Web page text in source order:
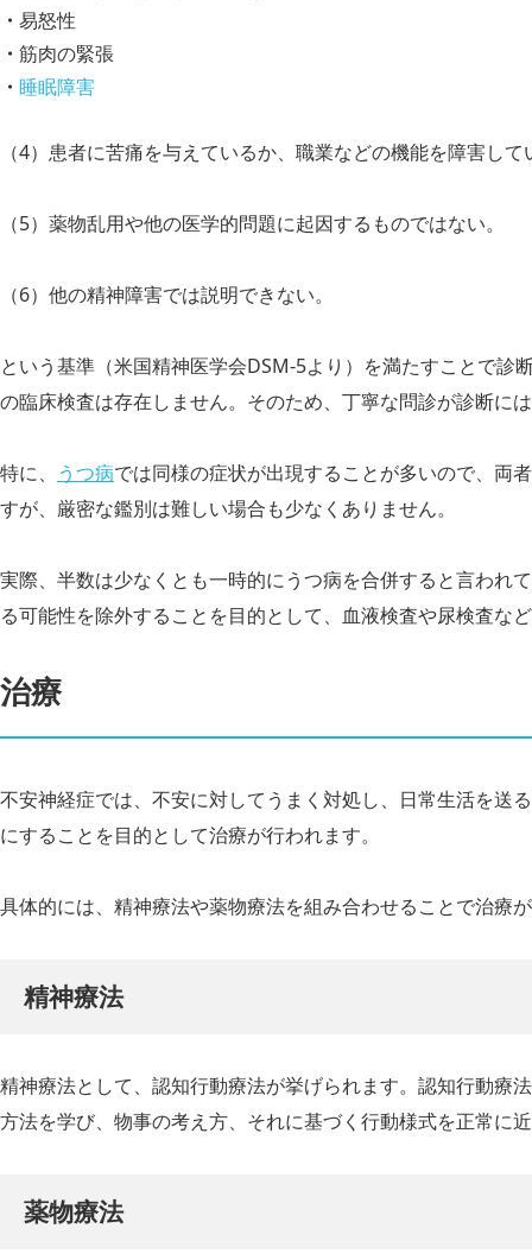
易怒性
筋肉の緊張
睡眠障害
（4）患者に苦痛を与えているか、職業などの機能を障害して
（5）薬物乱用や他の医学的問題に起因するものではない。
（6）他の精神障害では説明できない。
という基準（米国精神医学会DSM-5より）を満たすことで診
の臨床検査は存在しません。そのため、丁寧な問診が診断に
特に、 うつ病では同様の症状が出現することが多いので、両
すが、厳密な鑑別は難しい場合も少なくありません。
実際、半数は少なくとも一時的にうつ病を合併すると言われ
る可能性を除外することを目的として、血液検査や尿検査な
治療
不安神経症では、不安に対してうまく対処し、日常生活を送
にすることを目的として治療が行われます。
具体的には、精神療法や薬物療法を組み合わせることで治療
精神療法
精神療法として、認知行動療法が挙げられます。認知行動療
方法を学び、物事の考え方、それに基づく行動様式を正常に
薬物療法